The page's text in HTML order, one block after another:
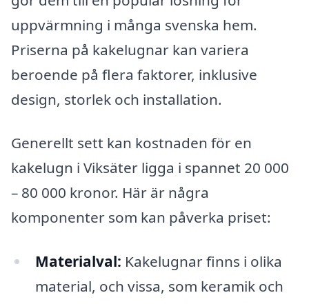
uppvärmning i många svenska hem.
Priserna på kakelugnar kan variera
beroende på flera faktorer, inklusive
design, storlek och installation.
Generellt sett kan kostnaden för en
kakelugn i Viksäter ligga i spannet 20 000
– 80 000 kronor. Här är några
komponenter som kan påverka priset:
Materialval: Kakelugnar finns i olika
material, och vissa, som keramik och